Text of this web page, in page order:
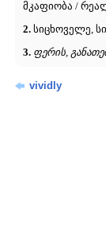
მკაფიობა /
2.სიცხოველე,
3. ფერის,
vividly